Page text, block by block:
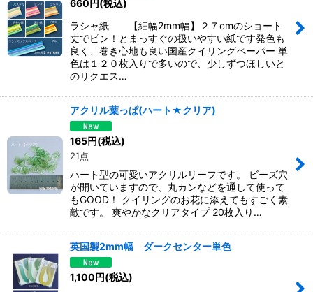
660円(税込)
ラシャ紙 【細幅2mm幅】２７cmのショート
丈でピン！とまっすぐの扱いやすい紙です発色も
良く、巻き心地も良い国産クイリングペーパー 単
色は１２０枚入りで多いので、少しずつほしいと
のリクエス…
アクリル葉っぱ(ハート★クリア)
165円(税込)
21点
ハート型の可愛いアクリルリーフです。 ビーズ穴
が開いていますので、丸カンなどを通して使って
もGOOD！ クイリングのお花に添えてもすごく素
敵です。 爽やかなクリアタイプ 20枚入り…
英国製2mm幅 ダークセンター単色
1,100円(税込)